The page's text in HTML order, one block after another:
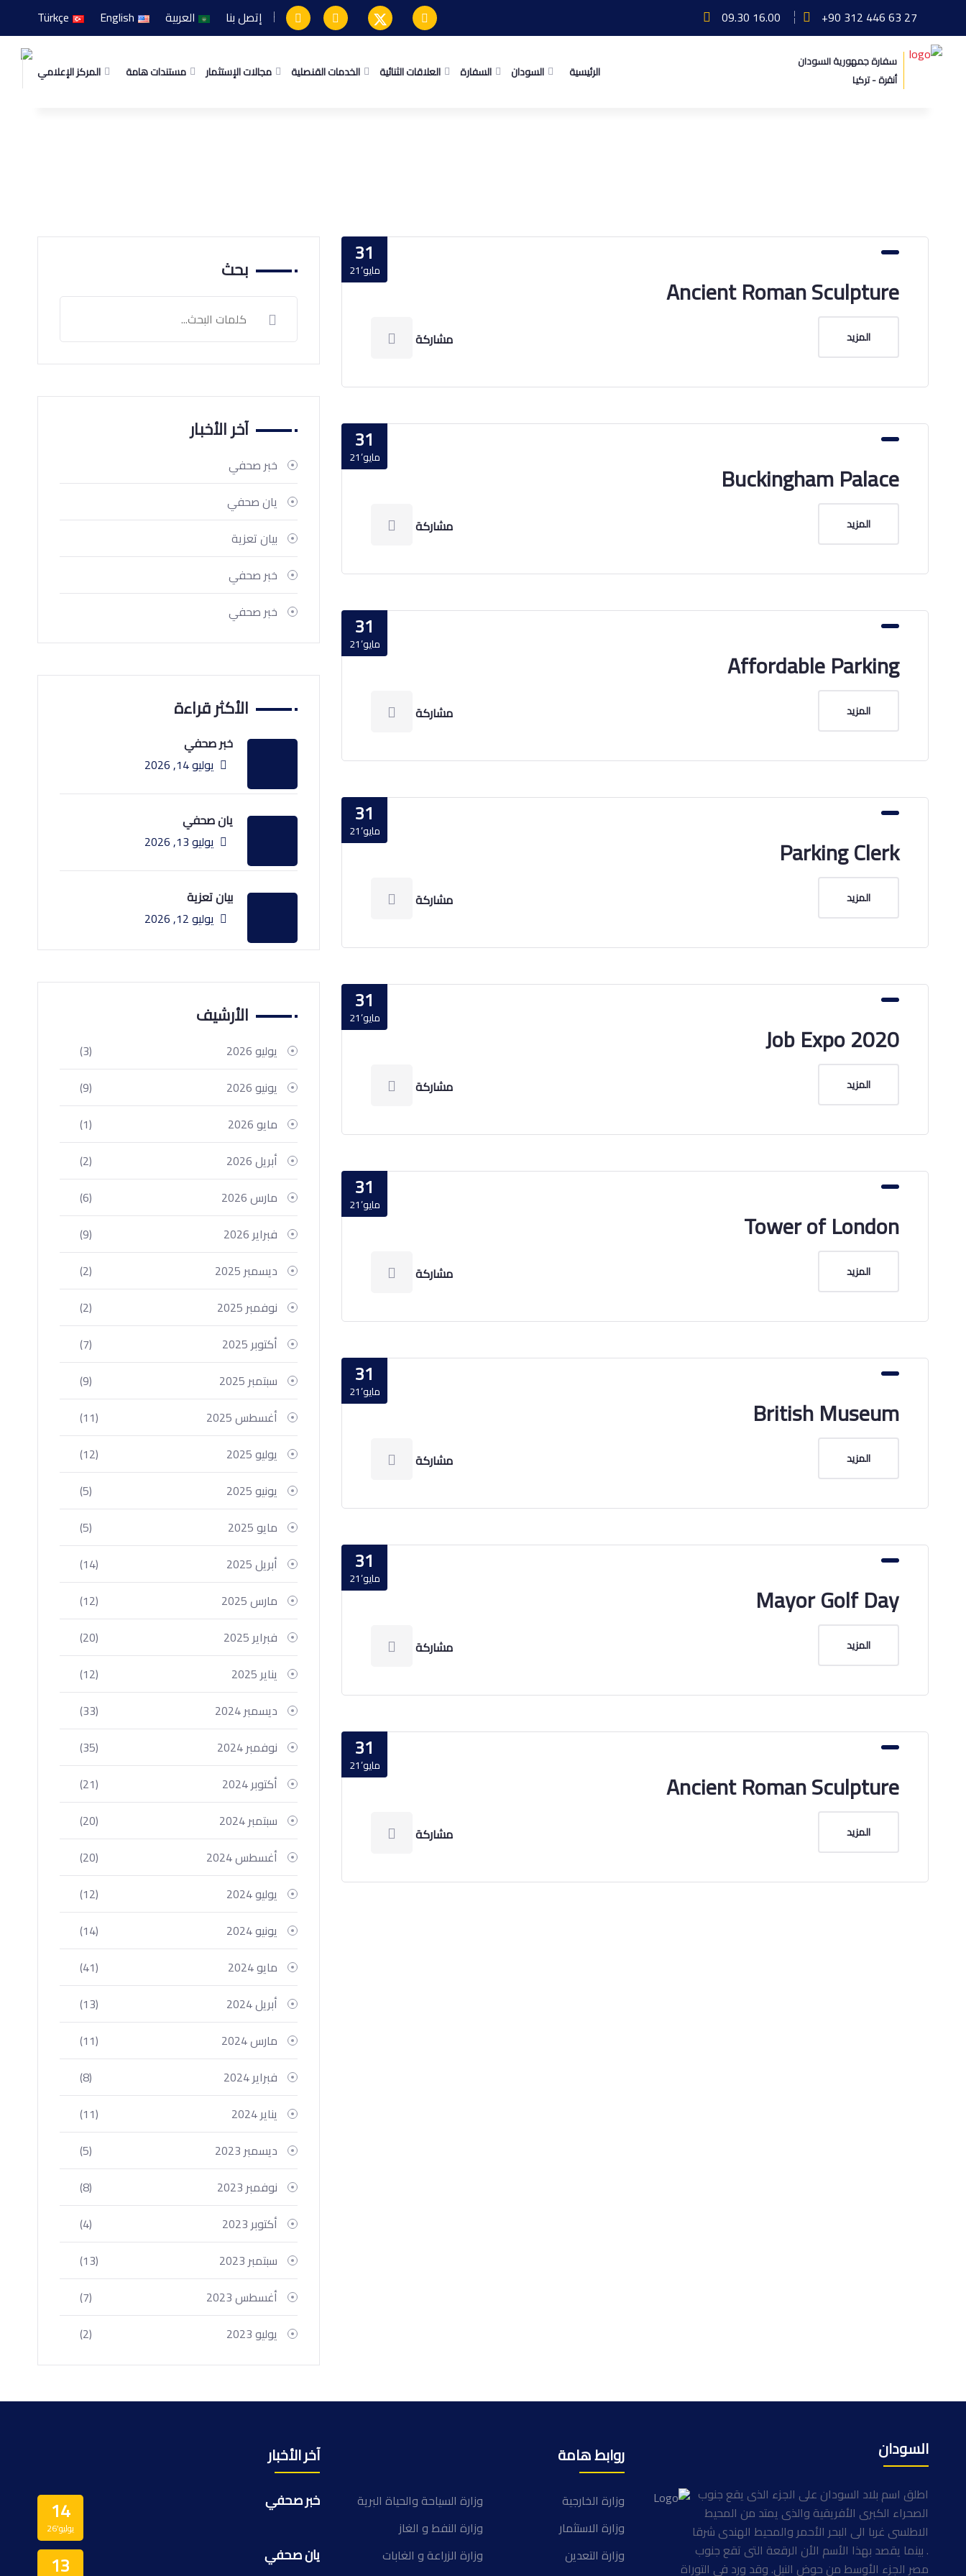
+90 312 446 63 27
09.30 16.00 إتصل بنا العربية English
Türkçe
سفارة جمهورية السودان
أنقرة - تركيا
الرئيسية السودان السفارة العلاقات الثنائية الخدمات القنصلية مجالات الإستثمار مستندات هامة المركز الإعلامي
31
مايو’21
Ancient Roman Sculpture
المزيد مشاركة
31
مايو’21
Buckingham Palace
المزيد مشاركة
31
مايو’21
Affordable Parking
المزيد مشاركة
31
مايو’21
Parking Clerk
المزيد مشاركة
31
مايو’21
Job Expo 2020
المزيد مشاركة
31
مايو’21
Tower of London
المزيد مشاركة
31
مايو’21
British Museum
المزيد مشاركة
31
مايو’21
Mayor Golf Day
المزيد مشاركة
31
مايو’21
Ancient Roman Sculpture
المزيد مشاركة
بحث
آخر الأخبار
خبر صحفي
يان صحفي
بيان تعزية
خبر صحفي
خبر صحفي
الأكثر قراءة
خبر صحفي
يوليو 14, 2026
يان صحفي
يوليو 13, 2026
بيان تعزية
يوليو 12, 2026
الأرشيف
يوليو 2026
(3)
يونيو 2026
(9)
مايو 2026
(1)
أبريل 2026
(2)
مارس 2026
(6)
فبراير 2026
(9)
ديسمبر 2025
(2)
نوفمبر 2025
(2)
أكتوبر 2025
(7)
سبتمبر 2025
(9)
أغسطس 2025
(11)
يوليو 2025
(12)
يونيو 2025
(5)
مايو 2025
(5)
أبريل 2025
(14)
مارس 2025
(12)
فبراير 2025
(20)
يناير 2025
(12)
ديسمبر 2024
(33)
نوفمبر 2024
(35)
أكتوبر 2024
(21)
سبتمبر 2024
(20)
أغسطس 2024
(20)
يوليو 2024
(12)
يونيو 2024
(14)
مايو 2024
(41)
أبريل 2024
(13)
مارس 2024
(11)
فبراير 2024
(8)
يناير 2024
(11)
ديسمبر 2023
(5)
نوفمبر 2023
(8)
أكتوبر 2023
(4)
سبتمبر 2023
(13)
أغسطس 2023
(7)
يوليو 2023
(2)
السودان
اطلق اسم بلاد السودان على الجزء الذى يقع جنوب
الصحراء الكبرى الأفريقية والذى يمتد من المحيط
الاطلسى غربا الى البحر الأحمر والمحيط الهندى شرقا
. بينما يقصد بهذا الأسم الأن الرقعة التى تقع جنوب
مصر الجزء الأوسط من حوض النيل. وقد ورد فى التوراة
روابط هامة
وزارة الخارجية
وزارة السياحة والحياة البرية
وزارة الاستثمار
وزارة النفط و الغاز
وزارة التعدين
وزارة الزراعة و الغابات
آخر الأخبار
14
يوليو’26
خبر صحفي
13 يان صحفي